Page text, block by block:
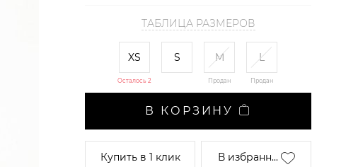
ТАБЛИЦА РАЗМЕРОВ
XS
Осталось 2
S M
Продан
L
Продан
В КОРЗИНУ
Купитьв 1 клик В избранн...